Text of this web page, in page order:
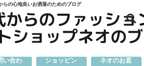
らの心地良いお洒落のためのブログ
い合わ
ショッピン
ネオのお直